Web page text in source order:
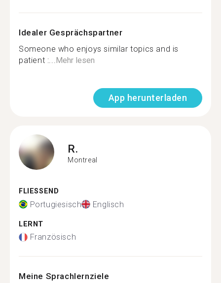
Idealer Gesprächspartner
Someone who enjoys similar topics and is
patient :...Mehr lesen
App herunterladen
R.
Montreal
FLIESSEND
Portugiesisch Englisch
LERNT
Französisch
Meine Sprachlernziele